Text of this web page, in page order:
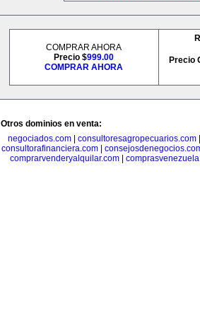
COMPRAR AHORA
Precio $999.00
COMPRAR AHORA
Precio
Otros dominios en venta:
negociados.com
consultoresagropecuarios.com
consultorafinanciera.com|
comprarvenderyalquilar.com|